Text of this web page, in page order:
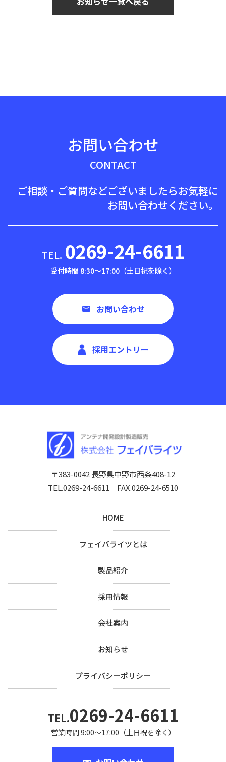
お問い合わせ
CONTACT
ご相談・ご質問などございましたらお気軽に
お問い合わせください。
TEL. 0269-24-6611
受付時間 8:30〜17:00（土日祝を除く）
お問い合わせ
採用エントリー
〒383-0042 長野県中野市西条408-12
TEL.0269-24-6611 FAX.0269-24-6510
HOME
フェイバライツとは
製品紹介
採用情報
会社案内
お知らせ
プライバシーポリシー
TEL.0269-24-6611
営業時間 9:00～17:00（土日祝を除く）